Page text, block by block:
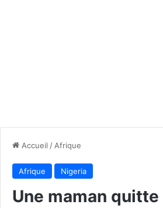
Accueil / Afrique
Afrique Nigeria
Une maman